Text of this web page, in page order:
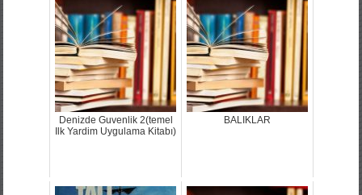
Denizde Guvenlik 2(temel
Ilk Yardim Uygulama Kitabı)